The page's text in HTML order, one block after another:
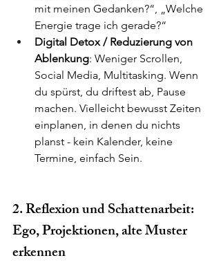
mit meinen Gedanken?“, „Welche
Energie trage ich gerade?“
Digital Detox / Reduzierung von
Ablenkung: Weniger Scrollen,
Social Media, Multitasking. Wenn
du spürst, du driftest ab, Pause
machen. Vielleicht bewusst Zeiten
einplanen, in denen du nichts
planst - kein Kalender, keine
Termine, einfach Sein.
2. Reflexion und Schattenarbeit:
Ego, Projektionen, alte Muster
erkennen